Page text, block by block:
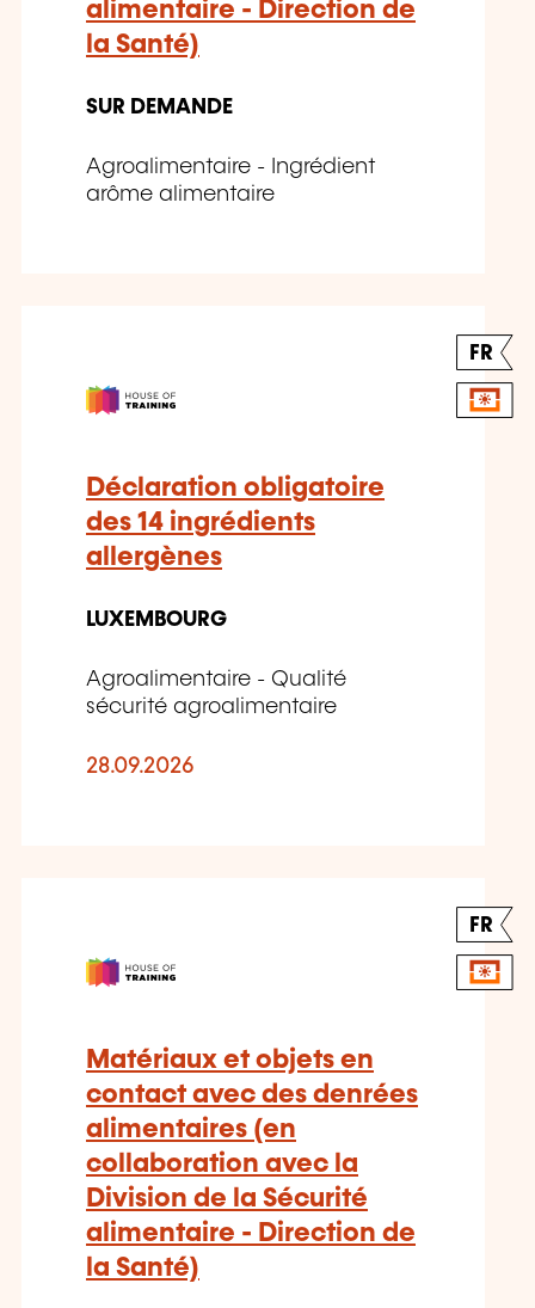
alimentaire - Direction de
la Santé)
SUR DEMANDE
Agroalimentaire - Ingrédient
arôme alimentaire
FR
Déclaration obligatoire
des 14 ingrédients
allergènes
LUXEMBOURG
Agroalimentaire - Qualité
sécurité agroalimentaire
28.09.2026
FR
Matériaux et objets en
contact avec des denrées
alimentaires (en
collaboration avec la
Division de la Sécurité
alimentaire - Direction de
la Santé)